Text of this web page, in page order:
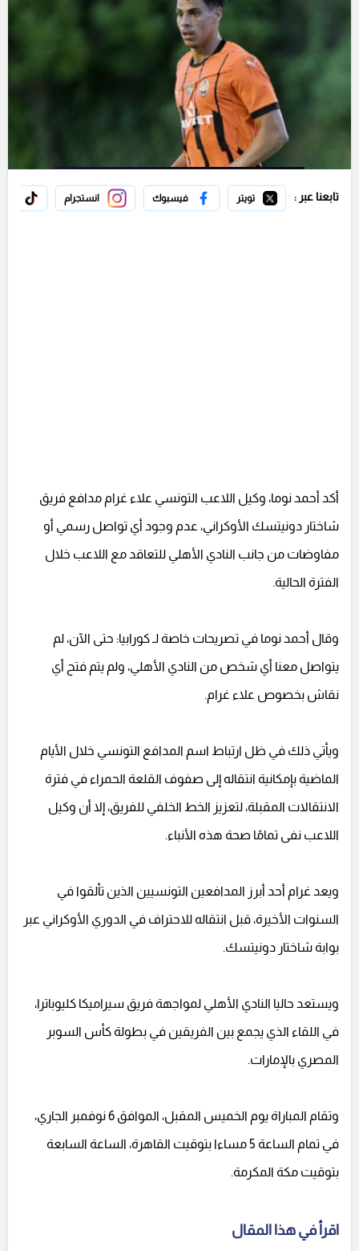
تابعنا عبر : تويتر فيسبوك انستجرام
أكد أحمد نوما، وكيل اللاعب التونسي علاء غرام مدافع فريق
شاختار دونيتسك الأوكراني، عدم وجود أي تواصل رسمي أو
مفاوضات من جانب النادي الأهلي للتعاقد مع اللاعب خلال
الفترة الحالية.
وقال أحمد نوما في تصريحات خاصة لـ كورابيا: حتى الآن، لم
يتواصل معنا أي شخص من النادي الأهلي، ولم يتم فتح أي
نقاش بخصوص علاء غرام.
ويأتي ذلك في ظل ارتباط اسم المدافع التونسي خلال الأيام
الماضية بإمكانية انتقاله إلى صفوف القلعة الحمراء في فترة
الانتقالات المقبلة، لتعزيز الخط الخلفي للفريق، إلا أن وكيل
اللاعب نفى تمامًا صحة هذه الأنباء.
ويعد غرام أحد أبرز المدافعين التونسيين الذين تألقوا في
السنوات الأخيرة، قبل انتقاله للاحتراف في الدوري الأوكراني عبر
بوابة شاختار دونيتسك.
ويستعد حاليا النادي الأهلي لمواجهة فريق سيراميكا كليوباترا،
في اللقاء الذي يجمع بين الفريقين في بطولة كأس السوبر
المصري بالإمارات.
وتقام المباراة يوم الخميس المقبل، الموافق 6 نوفمبر الجاري،
في تمام الساعة 5 مساءا بتوقيت القاهرة، الساعة السابعة
بتوقيت مكة المكرمة.
اقرأ في هذا المقال